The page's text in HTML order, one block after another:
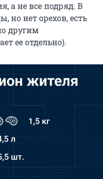
а не все подряд. В
но нет орехов, есть
другим
ее отдельно).